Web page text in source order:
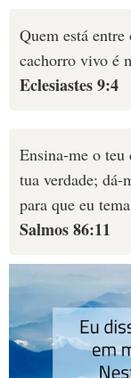
Quem está
cachorro vivo é
Eclesiastes 9:4
Ensina-me o teu
tua verdade;
para que eu
Salmos 86:11